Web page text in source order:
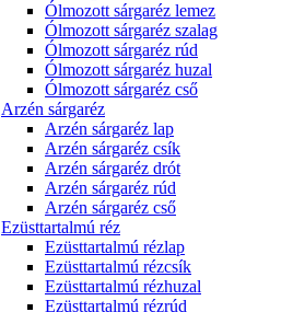
Ólmozott sárgaréz lemez
Ólmozott sárgaréz szalag
Ólmozott sárgaréz rúd
Ólmozott sárgaréz huzal
Ólmozott sárgaréz cső
Arzén sárgaréz
Arzén sárgaréz lap
Arzén sárgaréz csík
Arzén sárgaréz drót
Arzén sárgaréz rúd
Arzén sárgaréz cső
Ezüsttartalmú réz
Ezüsttartalmú rézlap
Ezüsttartalmú rézcsík
Ezüsttartalmú rézhuzal
Ezüsttartalmú rézrúd